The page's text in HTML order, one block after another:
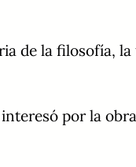
de la filosofía,
por la